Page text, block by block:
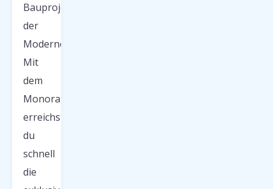
Bauprojekte
der
Moderne.
Mit
dem
Monorail
erreichst
du
schnell
die